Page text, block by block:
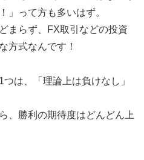
」って方も多いはず。
まらず、FX取引などの投資
方式なんです！
は、「理論上は負けなし」
、勝利の期待度はどんどん上